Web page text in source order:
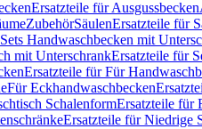
Ersatzteile für Ausgussbecken
ZubehörSäulenErsatzteile für
Sets Handwaschbecken mit
mit UnterschrankErsatzteile für
Ersatzteile für Für
Für Eckhandwaschbecken
SchalenformErsatzteile für
Ersatzteile für Niedrige